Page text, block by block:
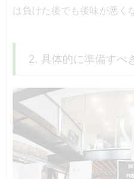
は負けた後でも後味が悪く
2. 具体的に準備すべ